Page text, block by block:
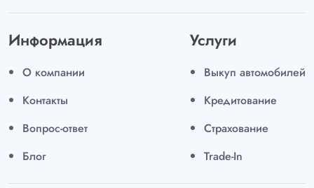
Информация
О компании
Контакты
Вопрос-ответ
Блог
Услуги
Выкуп автомобилей
Кредитование
Страхование
Trade-In